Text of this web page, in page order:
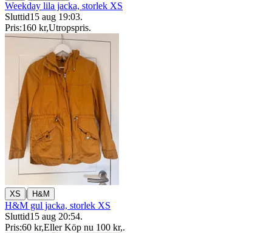
Weekday lila jacka, storlek XS
Sluttid15 aug 19:03.
Pris:160 kr,Utropspris.
XS | H&M
H&M gul jacka, storlek XS
Sluttid15 aug 20:54.
Pris:60 kr,Eller Köp nu 100 kr,.